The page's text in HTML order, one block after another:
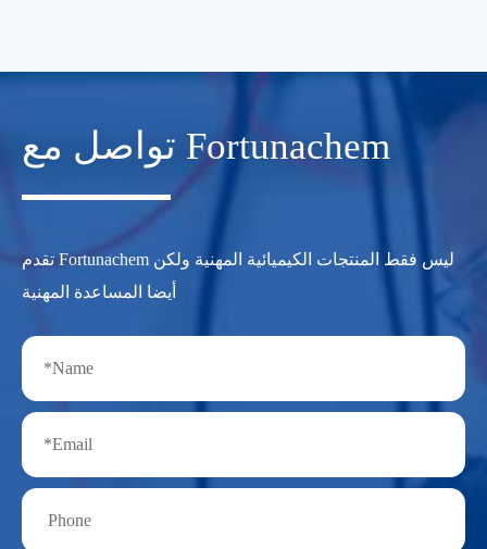
تواصل مع Fortunachem
تقدم Fortunachem ليس فقط المنتجات الكيميائية المهنية ولكن
أيضا المساعدة المهنية